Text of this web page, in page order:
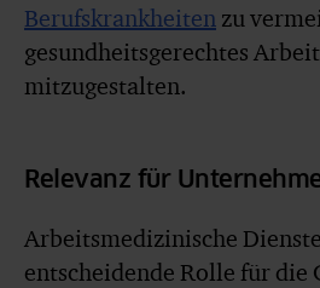
Berufskrankheiten zu
gesundheitsgerechtes
mitzugestalten.
Relevanz für
Arbeitsmedizinische
entscheidende Rolle für die